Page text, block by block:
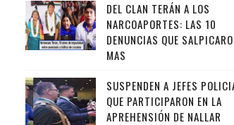
DEL CLAN TERÁN A LOS
NARCOAPORTES: LAS 10
DENUNCIAS QUE
MAS
SUSPENDEN A JEFES
QUE PARTICIPARON EN LA
APREHENSIÓN DE NALLAR